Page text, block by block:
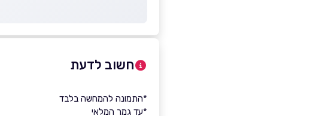
חשוב לדעת
*התמונה להמחשה בלבד
*עד גמר המלאי